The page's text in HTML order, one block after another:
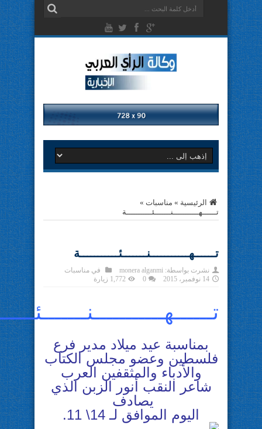
الرئيسية » مناسبات »
تــــــهـــــــــــنـــــــئـــــــــــة
تــــــهـــــــــــنـــــــئـــــــــــة
نشرت بواسطة: monera alganmi في مناسبات
14 نوفمبر، 2015
0 1,772 زيارة
بمناسبة عيد ميلاد مدير فرع
فلسطين وعضو مجلس الكتاب
والأدباء والمثقفين العرب
شاعر النقب أنور الزبن الذي
يصادف
اليوم الموافق لـ 14\ 11.